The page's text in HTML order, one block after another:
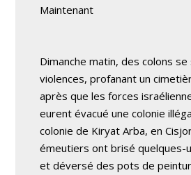
Maintenant
Dimanche matin, des colons
violences, profanant un
après que les forces
eurent évacué une colonie
colonie de Kiryat Arba, en
émeutiers ont brisé quelques-
et déversé des pots de